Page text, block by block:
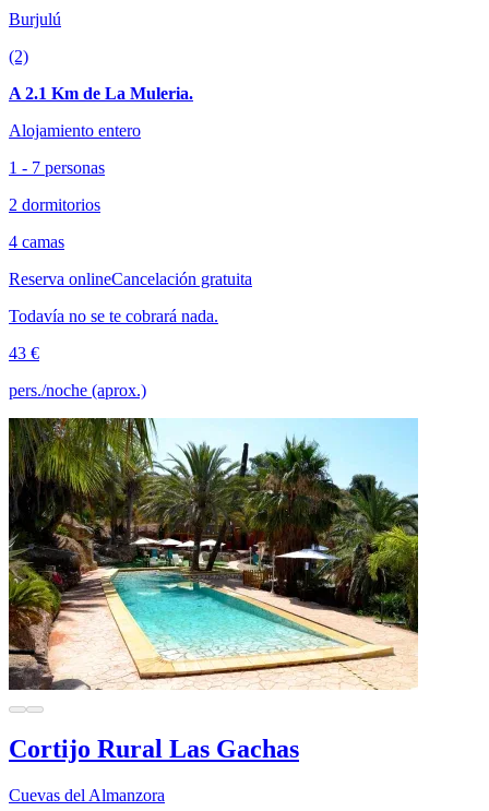
Burjulú
(2)
A 2.1 Km de La Muleria.
Alojamiento entero
1 - 7 personas
2 dormitorios
4 camas
Reserva onlineCancelación gratuita
Todavía no se te cobrará nada.
43 €
pers./noche (aprox.)
Cortijo Rural Las Gachas
Cuevas del Almanzora